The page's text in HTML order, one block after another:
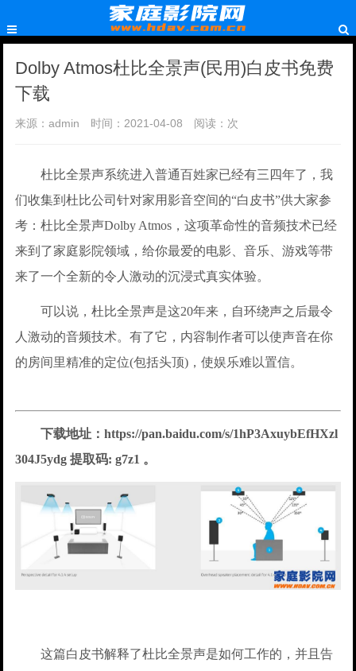
Dolby Atmos杜比全景声(民用)白皮书免费
下载
来源：admin 时间：2021-04-08 阅读： 次
杜比全景声系统进入普通百姓家已经有三四年了，我
们收集到杜比公司针对家用影音空间的“白皮书”供大家参
考：杜比全景声Dolby Atmos，这项革命性的音频技术已经
来到了家庭影院领域，给你最爱的电影、音乐、游戏等带
来了一个全新的令人激动的沉浸式真实体验。
可以说，杜比全景声是这20年来，自环绕声之后最令
人激动的音频技术。有了它，内容制作者可以使声音在你
的房间里精准的定位(包括头顶)，使娱乐难以置信。
下载地址：https://pan.baidu.com/s/1hP3AxuybEfHXzl
304J5ydg 提取码: g7z1 。
这篇白皮书解释了杜比全景声是如何工作的，并且告